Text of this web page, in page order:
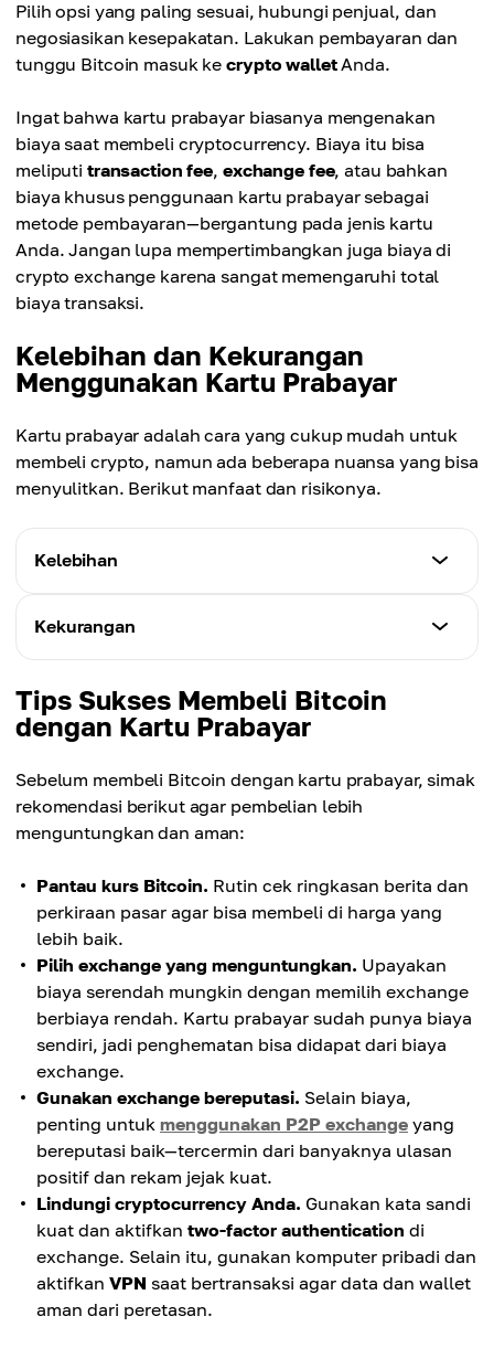
Pilih opsi yang paling sesuai, hubungi penjual, dan
negosiasikan kesepakatan. Lakukan pembayaran dan
tunggu Bitcoin masuk kecrypto walletAnda.
Ingat bahwa kartu prabayar biasanya mengenakan
biaya saat membeli cryptocurrency. Biaya itu bisa
meliputi transaction fee, exchange fee, atau bahkan
biaya khusus penggunaan kartu prabayar sebagai
metode pembayaran—bergantung pada jenis kartu
Anda. Jangan lupa mempertimbangkan juga biaya di
crypto exchange karena sangat memengaruhi total
biaya transaksi.
Kelebihan dan Kekurangan
Menggunakan Kartu Prabayar
Kartu prabayar adalah cara yang cukup mudah untuk
membeli crypto, namun ada beberapa nuansa yang bisa
menyulitkan. Berikut manfaat dan risikonya.
Kelebihan
Risiko belanja berlebihan rendah.
Diterima luas.
bisnis di seluruh dunia.
Kartu prabayar tidak memuat data pribadi sensitif,
memberi tingkat perlindungan lebih tinggi.
Terhubung ke dompet digital.
Beberapa kartu bisa ditautkan ke Google
Pay/Apple Pay sehingga tidak perlu dibawa
fisiknya.
Kekurangan
Dana terbatas.
Meski membantu disiplin, batas saldo membatasi
pembelian bernilai besar.
Verifikasi bisa rumit.
Sejumlah exchange mungkin meminta bukti
Verifikasi bisa rumit.
Beberapa exchange dapat meminta dokumen
tambahan saat kartu prabayar dipakai.
Biaya lebih tinggi.
Sebagian kartu prabayar mengenakan biaya
transaksi lebih besar dibanding metode lain untuk
Tips Sukses Membeli Bitcoin
dengan Kartu Prabayar
Sebelum membeli Bitcoin dengan kartu prabayar, simak
rekomendasi berikut agar pembelian lebih
menguntungkan dan aman:
Pantau kurs Bitcoin. Rutin cek ringkasan berita dan
perkiraan pasar agar bisa membeli di harga yang
lebih baik.
Pilih exchange yang menguntungkan. Upayakan
biaya serendah mungkin dengan memilih exchange
berbiaya rendah. Kartu prabayar sudah punya biaya
sendiri, jadi penghematan bisa didapat dari biaya
exchange.
Gunakan exchange bereputasi. Selain biaya,
penting untuk menggunakan P2P exchange yang
bereputasi baik—tercermin dari banyaknya ulasan
positif dan rekam jejak kuat.
Lindungi cryptocurrency Anda. Gunakan kata sandi
kuat dan aktifkan two-factor authentication di
exchange. Selain itu, gunakan komputer pribadi dan
aktifkan VPN saat bertransaksi agar data dan wallet
aman dari peretasan.